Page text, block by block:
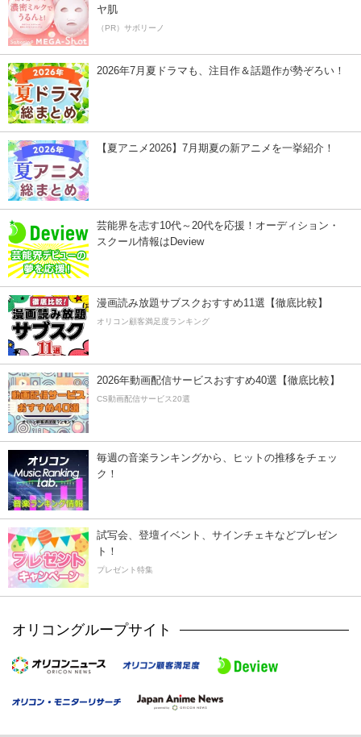
ヤ肌
（PR）サボリーノ
2026年7月夏ドラマも、注目作＆話題作が勢ぞろい！
【夏アニメ2026】7月期夏の新アニメを一挙紹介！
芸能界を志す10代～20代を応援！オーディション・
スクール情報はDeview
漫画読み放題サブスクおすすめ11選【徹底比較】
オリコン顧客満足度ランキング
2026年動画配信サービスおすすめ40選【徹底比較】
CS動画配信サービス20選
毎週の音楽ランキングから、ヒットの推移をチェッ
ク！
試写会、登壇イベント、サインチェキなどプレゼン
ト！
プレゼント特集
オリコングループサイト